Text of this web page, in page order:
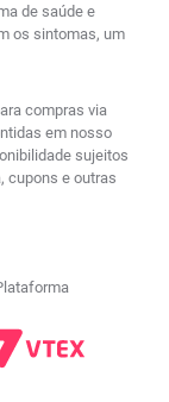
de saúde e
os sintomas, um
compras via
em nosso
sujeitos
cupons e outras